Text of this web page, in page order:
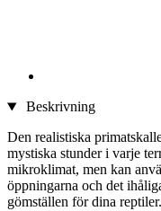
Beskrivning
Den realistiska
mystiska stunder i varje
mikroklimat, men kan
öppningarna och det
gömställen för dina reptiler.